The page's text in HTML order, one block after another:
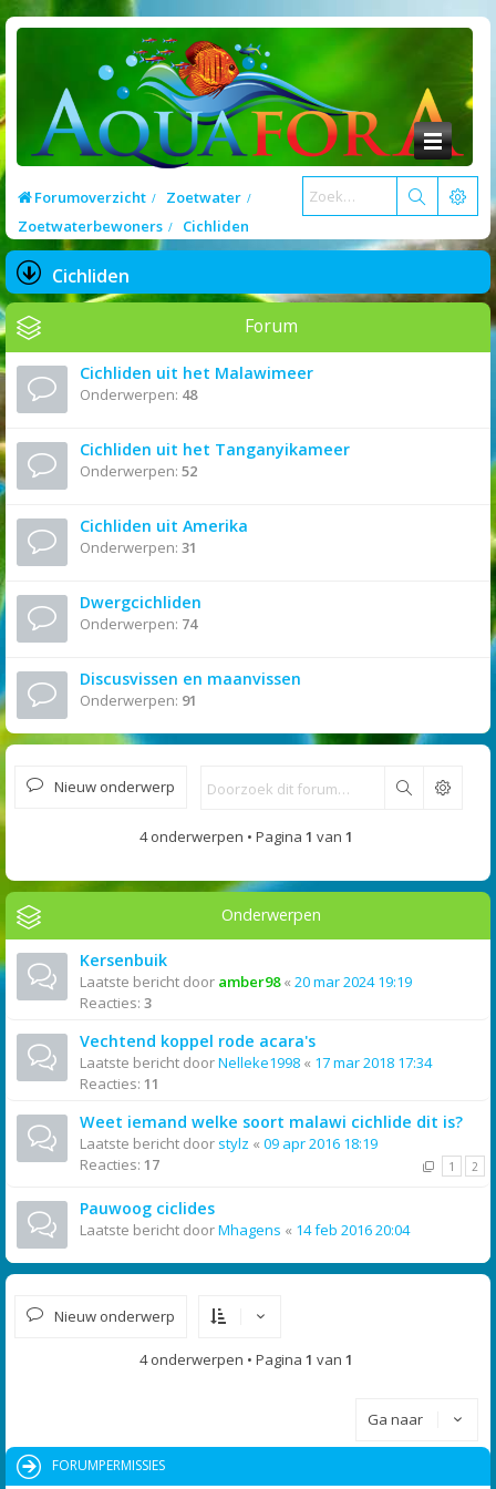
Forumoverzicht
Zoetwater
Zoetwaterbewoners
Cichliden
Cichliden
Forum
Cichliden uit het Malawimeer
Onderwerpen: 48
Cichliden uit het Tanganyikameer
Onderwerpen: 52
Cichliden uit Amerika
Onderwerpen: 31
Dwergcichliden
Onderwerpen: 74
Discusvissen en maanvissen
Onderwerpen: 91
Nieuw onderwerp Zoek
4 onderwerpen • Pagina 1 van 1
Onderwerpen
Kersenbuik
Laatste bericht door amber98« 20 mar 2024 19:19
Reacties: 3
Vechtend koppel rode acara's
Laatste bericht doorNelleke1998 « 17 mar 2018 17:34
Reacties: 11
Weet iemand welke soort malawi cichlide dit is?
Laatste bericht door stylz « 09 apr 2016 18:19
Reacties: 17 1 2
Pauwoog ciclides
Laatste bericht doorMhagens « 14 feb 2016 20:04
Nieuw onderwerp
4 onderwerpen • Pagina 1 van 1
Ga naar
FORUMPERMISSIES